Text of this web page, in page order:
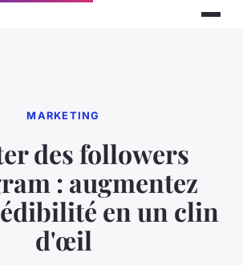
MARKETING
des followers
: augmentez
en un clin
d'œil